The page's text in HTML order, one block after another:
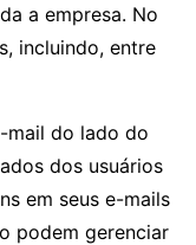
a empresa. No
incluindo, entre
mail do lado do
dos usuários
em seus e-mails
podem gerenciar